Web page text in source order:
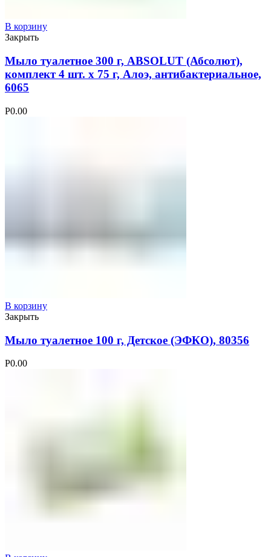
В корзину
Закрыть
Мыло туалетное 300 г, ABSOLUT (Абсолют),
комплект 4 шт. х 75 г, Алоэ, антибактериальное,
6065
Р0.00
В корзину
Закрыть
Мыло туалетное 100 г, Детское (ЭФКО), 80356
Р0.00